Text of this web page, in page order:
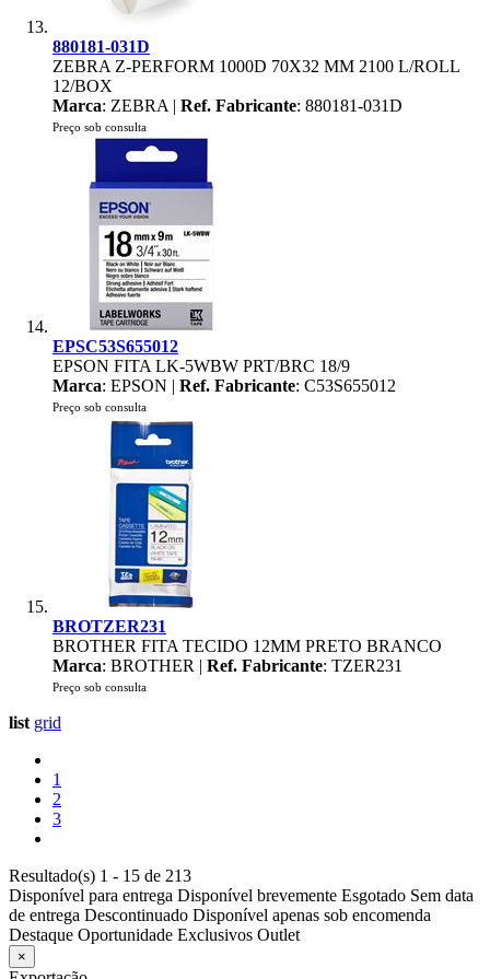
880181-031D
ZEBRA Z-PERFORM 1000D 70X32 MM 2100 L/ROLL
12/BOX
Marca: ZEBRA | Ref. Fabricante: 880181-031D
Preço sob consulta
EPSC53S655012
EPSON FITA LK-5WBW PRT/BRC 18/9
Marca: EPSON | Ref. Fabricante: C53S655012
Preço sob consulta
BROTZER231
BROTHER FITA TECIDO 12MM PRETO BRANCO
Marca: BROTHER | Ref. Fabricante: TZER231
Preço sob consulta
list grid
1
2
3
Resultado(s) 1 - 15 de 213
Disponível para entrega Disponível brevemente Esgotado Sem data
de entrega Descontinuado Disponível apenas sob encomenda
Destaque Oportunidade Exclusivos Outlet
×